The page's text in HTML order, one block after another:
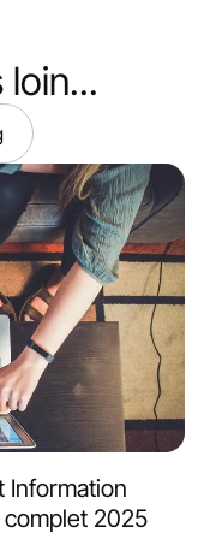
loin...
Information
complet 2025